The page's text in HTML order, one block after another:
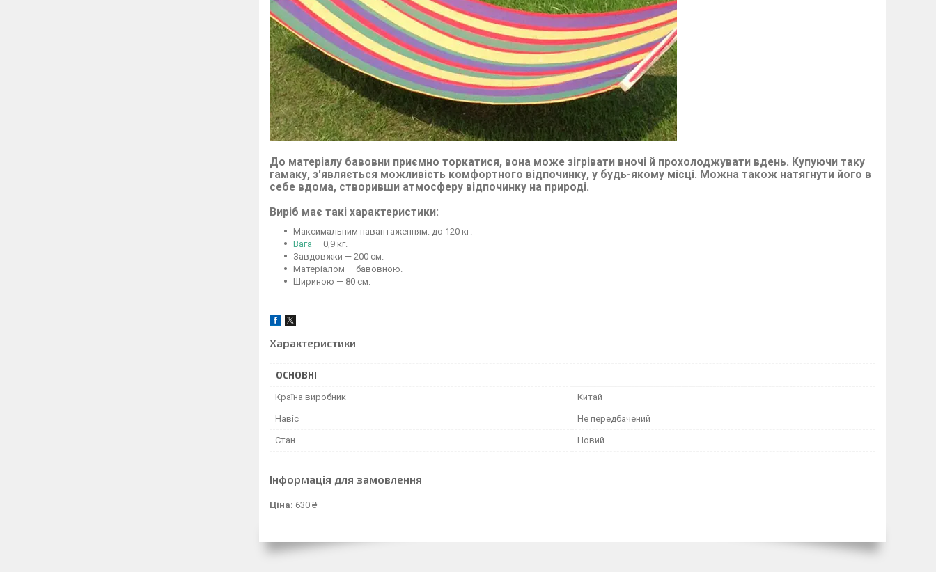
До матеріалу бавовни приємно торкатися, вона може зігрівати вночі й прохолоджувати вдень. Купуючи таку
гамаку, з'являється можливість комфортного відпочинку, у будь-якому місці. Можна також натягнути його в
себе вдома, створивши атмосферу відпочинку на природі.
Виріб має такі характеристики:
Максимальним навантаженням: до 120 кг.
Вага — 0,9 кг.
Завдовжки — 200 см.
Матеріалом — бавовною.
Шириною — 80 см.
Характеристики
ОСНОВНІ
Країна виробник Китай
Навіс Не передбачений
Стан Новий
Інформація для замовлення
Ціна: 630 ₴